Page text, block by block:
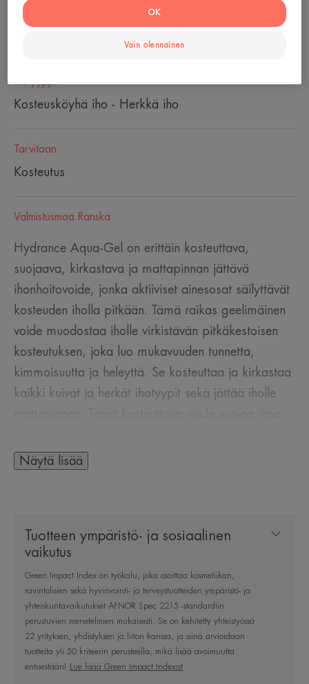
Kosteusköyhä iho - Herkkä iho
Tarvitaan
Kosteutus
Valmistusmaa Ranska
Hydrance Aqua-Gel on erittäin kosteuttava,
suojaava, kirkastava ja mattapinnan jättävä
ihonhoitovoide, jonka aktiiviset ainesosat säilyttävät
kosteuden iholla pitkään. Tämä raikas geelimäinen
voide muodostaa iholle virkistävän pitkäkestoisen
kosteutuksen, joka luo mukavuuden tunnetta,
kimmoisuutta ja heleyttä. Se kosteuttaa ja kirkastaa
kaikki kuivat ja herkät ihotyypit sekä jättää iholle
vitamiinin esiasteen (Pre-tocopheryl)
sisältävä voide vähentää ihon kiiltoa ja pienentää
ihohuokosia.
MUUTAMA SANA
ASIANTUNTIJALTAMME
Näytä lisää
Tuotteen ympäristö- ja sosiaalinen
vaikutus
Green Impact Index on työkalu, joka osoittaa kosmetiikan,
ravintolisien sekä hyvinvointi- ja terveystuotteiden ympäristö- ja
yhteiskuntavaikutukset AFNOR Spec 2215 -standardiin
perustuvien menetelmien mukaisesti. Se on kehitetty yhteistyössä
22 yrityksen, yhdistyksen ja liiton kanssa, ja siinä arvioidaan
tuotteita yli 50 kriteerin perusteella, mikä lisää avoimuutta
entisestään!
Lue lisää Green Impact Indexist
Vain olennainen
OK